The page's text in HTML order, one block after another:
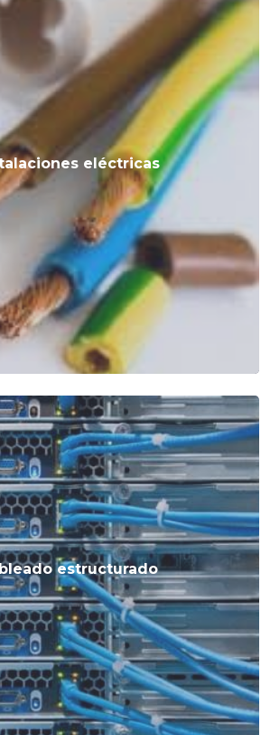
eléctricas
estructurado